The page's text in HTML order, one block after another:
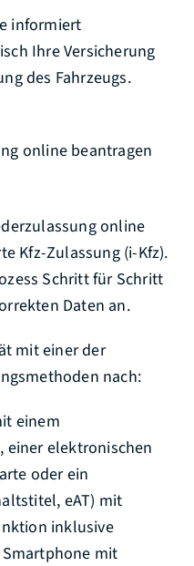
informiert
Ihre Versicherung
des Fahrzeugs.
online beantragen
online
Kfz-Zulassung (i-Kfz).
Schritt für Schritt
Daten an.
mit einer der
nach:
einem
einer elektronischen
oder ein
eAT) mit
inklusive
mit